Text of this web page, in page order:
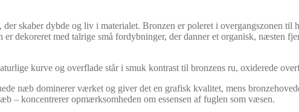
skaber dybde og liv i materialet. Bronzen er poleret i overgangszonen
dekoreret med talrige små fordybninger, der danner et organisk, næsten
kurve og overflade står i smuk kontrast til bronzens ru, oxiderede
næb dominerer værket og giver det en grafisk kvalitet, mens
– koncentrerer opmærksomheden om essensen af fuglen som væsen.